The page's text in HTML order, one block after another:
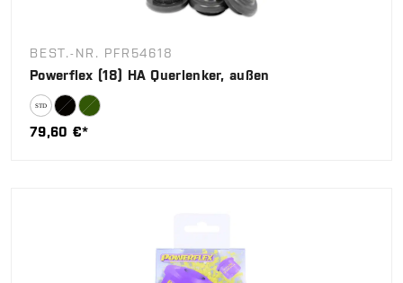
BEST.-NR. PFR54618
Powerflex (18) HA Querlenker, außen
79,60 €*